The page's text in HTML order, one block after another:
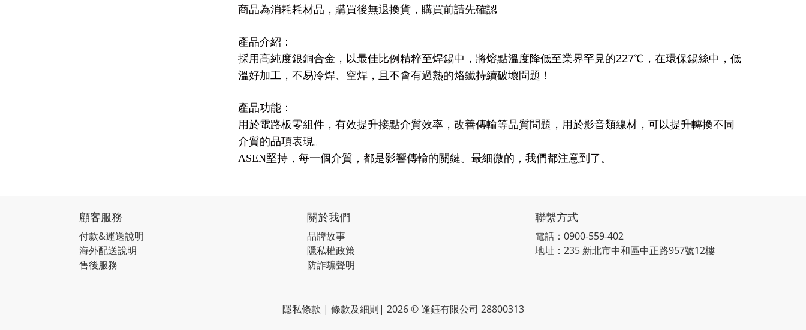
商品為消耗耗材品，購買後無退換貨，購買前請先確認
產品介紹：
採用高純度銀銅合金，以最佳比例精粹至焊錫中，將熔點溫度降低至業界罕見的227℃，在環保錫絲中，低
溫好加工，不易冷焊、空焊，且不會有過熱的烙鐵持續破壞問題！
產品功能：
用於電路板零組件，有效提升接點介質效率，改善傳輸等品質問題，用於影音類線材，可以提升轉換不同
介質的品項表現。
ASEN堅持，每一個介質，都是影響傳輸的關鍵。最細微的，我們都注意到了。
顧客服務
付款&運送說明
海外配送說明
售後服務
關於我們
品牌故事
隱私權政策
防詐騙聲明
聯繫方式
電話：0900-559-402
地址：235 新北市中和區中正路957號12樓
隱私條款 | 條款及細則| 2026 © 逢鈺有限公司 28800313